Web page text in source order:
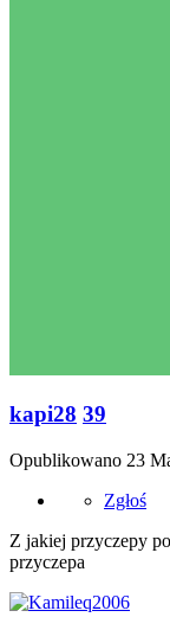
kapi28 39
Opublikowano 23
Zgłoś
Z jakiej przyczepy
przyczepa